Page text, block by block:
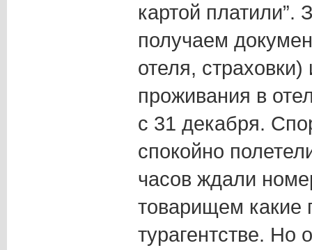
картой
получаем
отеля,
проживания в
с 31 декабря.
спокойно
часов ждали
товарищем какие
турагентстве. Но